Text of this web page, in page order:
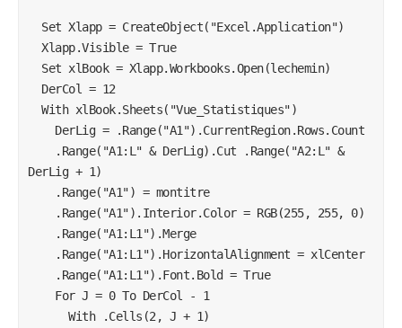
Range("A1").Interior.Color = RGB(255, 255, 0)
Range("A1:L1").Merge
Range("A1:L1").HorizontalAlignment = xlCenter
Range("A1:L1").Font.Bold = True
For J = 0 To DerCol - 1
            .Interior.ColorIndex = 15
            .Interior.Pattern = xlSolid
            .Borders(xlEdgeBottom).LineStyle =
xlContinuous
            .Borders(xlEdgeBottom).Weight = xlThin
            .Borders(xlEdgeBottom).ColorIndex =
xlAutomatic
            .Borders(xlEdgeRight).LineStyle =
DerLig + 1)